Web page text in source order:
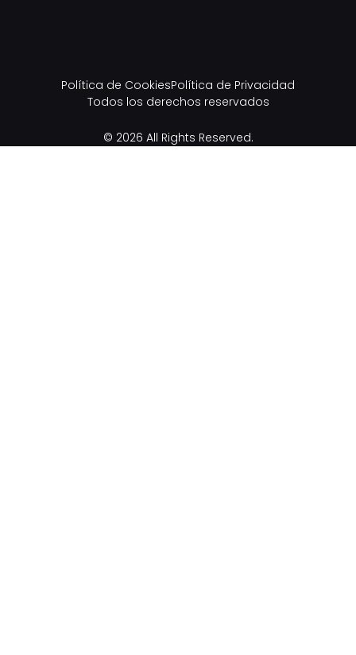
Política de CookiesPolítica de Privacidad
Todos los derechos reservados
© 2026 All Rights Reserved.